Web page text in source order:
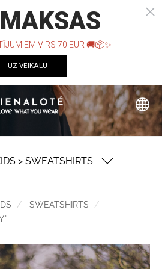
> SWEATSHIRTS
SWEATSHIRTS